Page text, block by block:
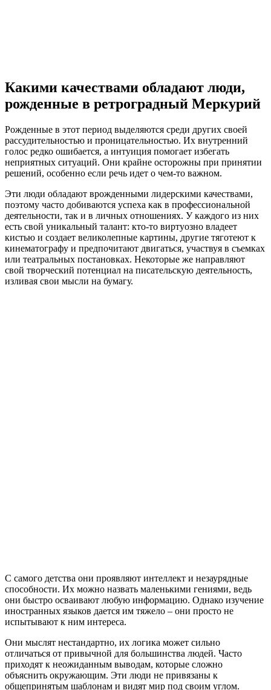
Какими качествами обладают люди,
рожденные в ретроградный Меркурий
Рожденные в этот период выделяются среди других своей
рассудительностью и проницательностью. Их внутренний
голос редко ошибается, а интуиция помогает избегать
неприятных ситуаций. Они крайне осторожны при принятии
решений, особенно если речь идет о чем-то важном.
Эти люди обладают врожденными лидерскими качествами,
поэтому часто добиваются успеха как в профессиональной
деятельности, так и в личных отношениях. У каждого из них
есть свой уникальный талант: кто-то виртуозно владеет
кистью и создает великолепные картины, другие тяготеют к
кинематографу и предпочитают двигаться, участвуя в съемках
или театральных постановках. Некоторые же направляют
свой творческий потенциал на писательскую деятельность,
изливая свои мысли на бумагу.
С самого детства они проявляют интеллект и незаурядные
способности. Их можно назвать маленькими гениями, ведь
они быстро осваивают любую информацию. Однако изучение
иностранных языков дается им тяжело – они просто не
испытывают к ним интереса.
Они мыслят нестандартно, их логика может сильно
отличаться от привычной для большинства людей. Часто
приходят к неожиданным выводам, которые сложно
объяснить окружающим. Эти люди не привязаны к
общепринятым шаблонам и видят мир под своим углом.